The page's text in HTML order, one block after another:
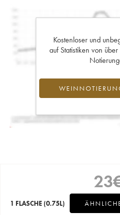
Kostenloser und
auf Statistiken von
23
1 FLASCHE (0.75L)